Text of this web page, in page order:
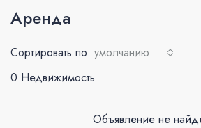
Аренда
0 Недвижимость
Сортировать по: умолчанию
Объявление не